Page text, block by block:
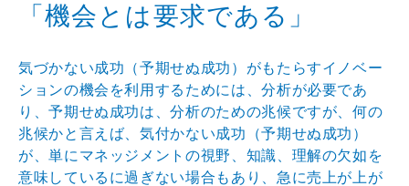
「機会とは要求である」
気づかない成功（予期せぬ成功）がもたらすイノベー
ションの機会を利用するためには、分析が必要であ
り、予期せぬ成功は、分析のための兆候ですが、何の
兆候かと言えば、気付かない成功（予期せぬ成功）
が、単にマネッジメントの視野、知識、理解の欠如を
意味しているに過ぎない場合もあり、急に売上が上が